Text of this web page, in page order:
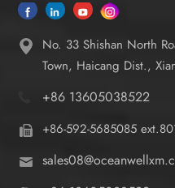
No. 33 Shishan North
Town, Haicang Dist.,
+86 13605038522
+86-592-5685085